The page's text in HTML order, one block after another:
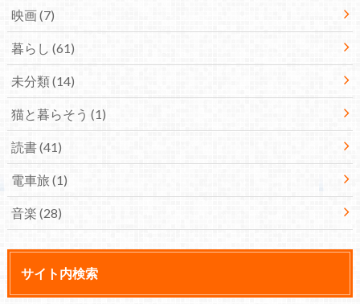
映画(7)
暮らし (61)
未分類(14)
猫と暮らそう (1)
読書(41)
電車旅 (1)
音楽 (28)
サイト内検索